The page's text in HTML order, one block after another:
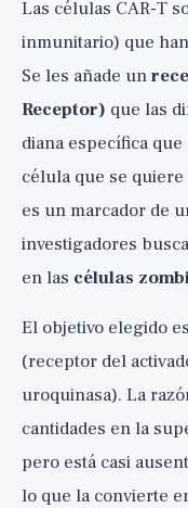
Las células CAR-T
inmunitario) que
Se les añade un
Receptor) que las
diana específica
célula que se
es un marcador de
investigadores
en las células
El objetivo elegido
(receptor del
uroquinasa). La
cantidades en la
pero está casi
lo que la convierte